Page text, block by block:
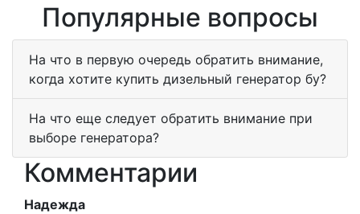
Популярные вопросы
На что в первую очередь обратить внимание,
когда хотите купить дизельный генератор бу?
На что еще следует обратить внимание при
выборе генератора?
Комментарии
Надежда